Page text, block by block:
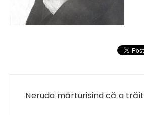
Neruda mărturisind că a trăit